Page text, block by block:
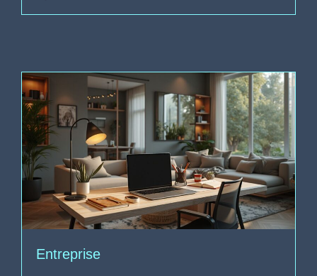
Entreprise